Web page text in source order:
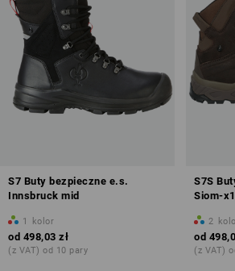
S7 Buty bezpieczne e.s.
Innsbruck mid
1 kolor
od 498,03 zł
(z VAT) od 10 pary
S7S
Siom-
2
od
(z VAT)